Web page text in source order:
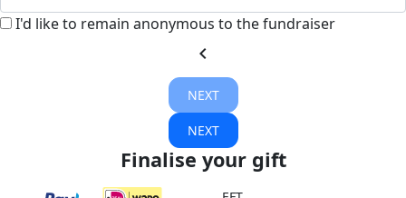
I'd like to remain anonymous to the fundraiser
chevron_left
NEXT
NEXT
Finalise your gift